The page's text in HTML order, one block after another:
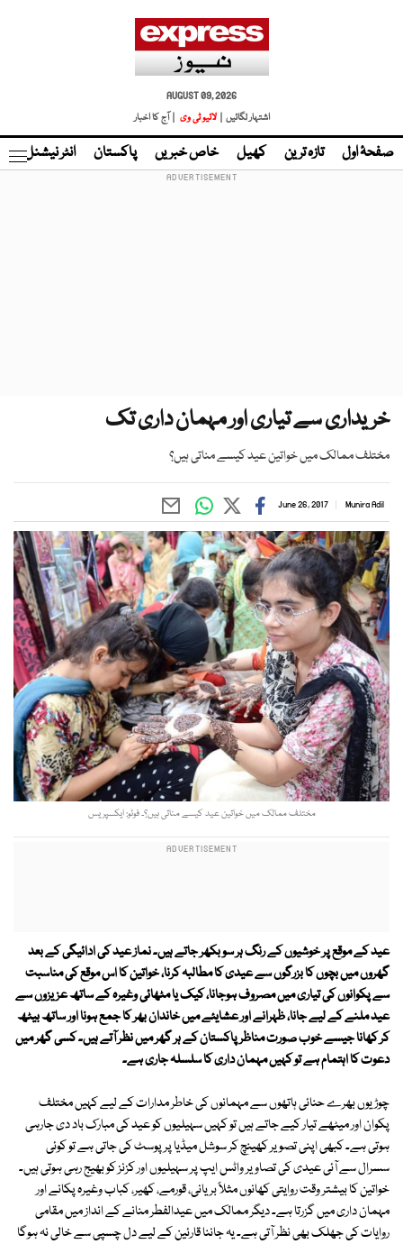
AUGUST 09, 2026
اشتہار لگائیں |
لائیو ٹی وی | آج کا اخبار
صفحۂ اول تازہ ترین کھیل خاص خبریں پاکستان انٹر نیشنل
خریداری سے تیاری اور مہمان داری تک
مختلف ممالک میں خواتین عید کیسے مناتی ہیں؟
Munira Adil
June 26, 2017
مختلف ممالک میں خواتین عید کیسے مناتی ہیں؟۔ فوٹو: ایکسپریس
عید کے موقع پر خوشیوں کے رنگ ہر سو بکھر جاتے ہیں۔ نماز عید کی ادائیگی کے بعد
گھروں میں بچوں کا بزرگوں سے عیدی کا مطالبہ کرنا، خواتین کا اس موقع کی مناسبت
سے پکوانوں کی تیاری میں مصروف ہوجانا، کیک یا مٹھائی وغیرہ کے ساتھ عزیزوں سے
عید ملنے کے لیے جانا، ظہرانے اور عشایئے میں خاندان بھر کا جمع ہونا اور ساتھ بیٹھ
کر کھانا جیسے خوب صورت مناظر پاکستان کے ہر گھر میں نظر آتے ہیں۔ کسی گھر میں
دعوت کا اہتمام ہے تو کہیں مہمان داری کا سلسلہ جاری ہے۔
چوڑیوں بھرے حنائی ہاتھوں سے مہمانوں کی خاطر مدارات کے لیے کہیں مختلف
پکوان اور میٹھے تیار کیے جاتے ہیں تو کہیں سہیلیوں کو عید کی مبارک باد دی جارہی
ہوتی ہے۔ کبھی اپنی تصویر کھینچ کر سوشل میڈیا پر پوسٹ کی جاتی ہے تو کوئی
سسرال سے آئی عیدی کی تصاویر واٹس ایپ پر سہیلیوں اور کزنز کو بھیج رہی ہوتی ہیں۔
خواتین کا بیشتر وقت روایتی کھانوں مثلاً بریانی، قورمے، کھیر، کباب وغیرہ پکانے اور
مہمان داری میں گزرتا ہے۔ دیگر ممالک میں عیدالفطر منانے کے انداز میں مقامی
روایات کی جھلک بھی نظر آتی ہے۔ یہ جاننا قارئین کے لیے دل چسپی سے خالی نہ ہوگا